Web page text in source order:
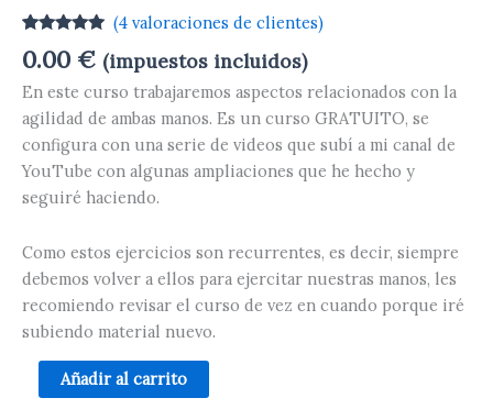
con 5.00de
a
de clientes
(4valoraciones de clientes)
0.00 € (impuestos incluidos)
En este curso trabajaremos aspectos relacionados con la
agilidad de ambas manos. Es un curso GRATUITO, se
configura con una serie de videos que subí a mi canal de
YouTube con algunas ampliaciones que he hecho y
seguiré haciendo.
Como estos ejercicios son recurrentes, es decir, siempre
debemos volver a ellos para ejercitar nuestras manos, les
recomiendo revisar el curso de vez en cuando porque iré
subiendo material nuevo.
Añadir al carrito